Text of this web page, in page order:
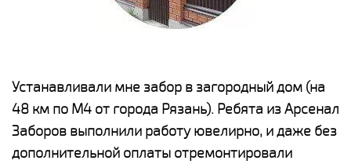
Устанавливали мне забор в загородный дом (на
48 км по М4 от города Рязань). Ребята из Арсенал
Заборов выполнили работу ювелирно, и даже без
дополнительной оплаты отремонтировали